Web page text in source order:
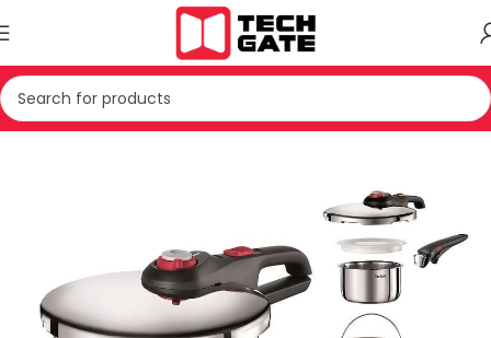
TE VOGLA SHTEPIAKE PAJISJE TE KUZHINES ENË GATIMI